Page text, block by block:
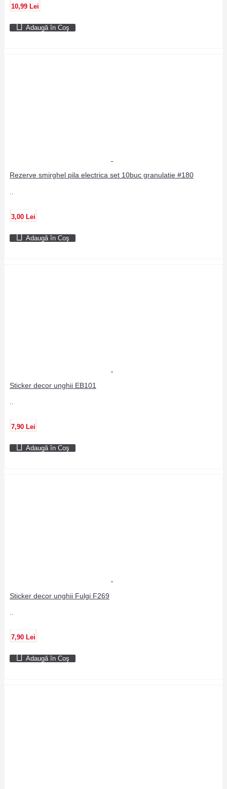
10,99 Lei
Adaugă în Coş
Rezerve smirghel pila electrica set 10buc granulatie #180
3,00 Lei
Adaugă în Coş
Sticker decor unghii EB101
..
7,90 Lei
Adaugă în Coş
Sticker decor unghii Fulgi F269
7,90 Lei
Adaugă în Coş